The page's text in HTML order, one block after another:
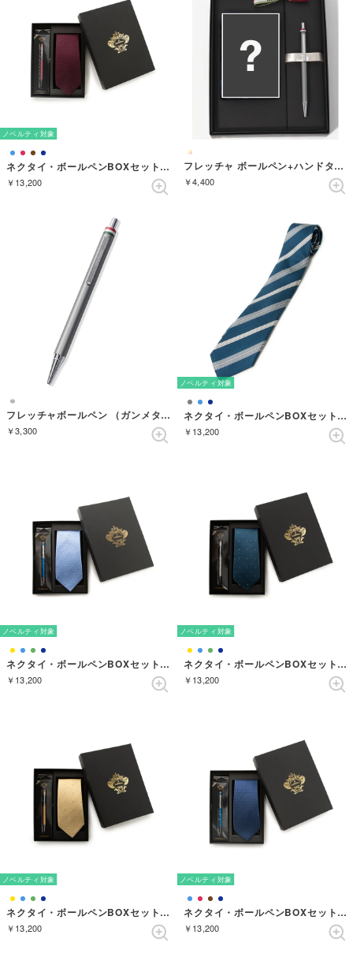
ノベルティ対象
ネクタイ・ボールペンBOXセット ソリッド （ワイン）
￥13,200
フレッチャ ボールペン+ハンドタオル ギフトセット （GUNMETAL）
￥4,400
フレッチャボールペン （ガンメタル）
￥3,300
ノベルティ対象
ネクタイ・ボールペンBOXセット ストライプ （ダルブルー）
￥13,200
ノベルティ対象
ネクタイ・ボールペンBOXセット ドット （ライトブルー）
￥13,200
ノベルティ対象
ネクタイ・ボールペンBOXセット ドット （ターコイズ）
￥13,200
ノベルティ対象
ネクタイ・ボールペンBOXセット ドット （クリーム）
￥13,200
ノベルティ対象
ネクタイ・ボールペンBOXセット ソリッド （ダルブルー）
￥13,200